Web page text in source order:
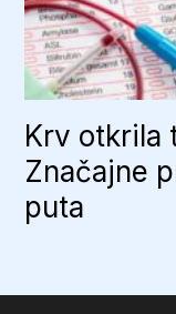
Krv otkrila
Značajne
puta